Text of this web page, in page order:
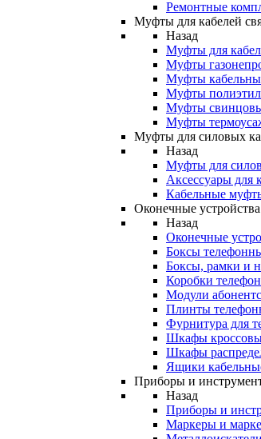
Ремонтные
Муфты для кабелей
Назад
Муфты для
Муфты
Муфты
Муфты
Муфты
Муфты
Муфты для силовых
Назад
Муфты для
Аксессуары для
Кабельные
Оконечные
Назад
Оконечные
Боксы
Боксы, рамки и
Коробки
Модули
Плинты
Фурнитура для
Шкафы
Шкафы
Ящики
Приборы и
Назад
Приборы и
Маркеры и